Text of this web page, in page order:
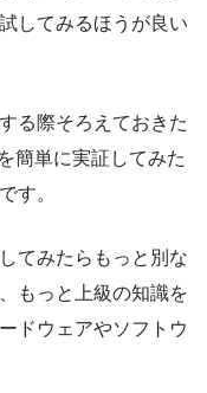
してみるほうが良い
る際そろえておきた
簡単に実証してみた
す。
てみたらもっと別な
もっと上級の知識を
ドウェアやソフトウ